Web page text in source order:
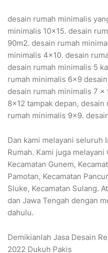
desain rumah minimalis
minimalis 10×15. desain
90m2. desain rumah
minimalis 4×10. desain
desain rumah minimalis 5
rumah minimalis 6×9
desain rumah minimalis 7 x
8×12 tampak depan,
rumah minimalis 9×9.
Dan kami melayani seluruh
Rumah. Kami juga
Kecamatan Gunem,
Pamotan, Kecamatan
Sluke, Kecamatan Sulang.
dan Jawa Tengah dengan
dahulu.
Demikianlah Jasa Desain
2022 Dukuh Pakis